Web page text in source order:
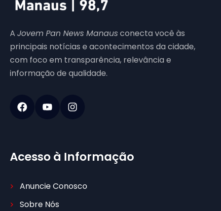
A Jovem Pan News Manausconecta você às
principais notícias e acontecimentos da cidade,
com foco em transparência, relevância e
informação de qualidade.
Acesso à Informação
Anuncie Conosco
Sobre Nós